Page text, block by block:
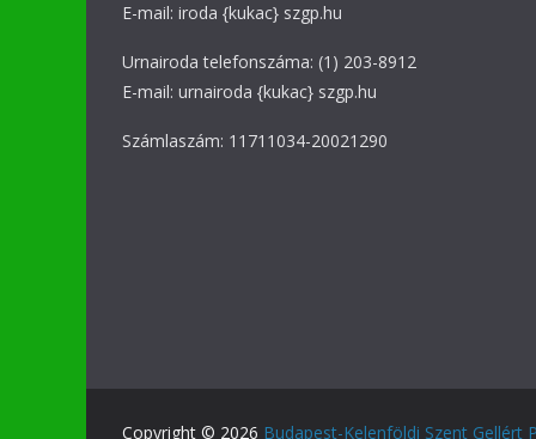
E-mail: iroda {kukac} szgp.hu
Urnairoda telefonszáma: (1) 203-8912
E-mail: urnairoda {kukac} szgp.hu
Számlaszám: 11711034-20021290
Copyright © 2026 Budapest-Kelenföldi Szent Gellért